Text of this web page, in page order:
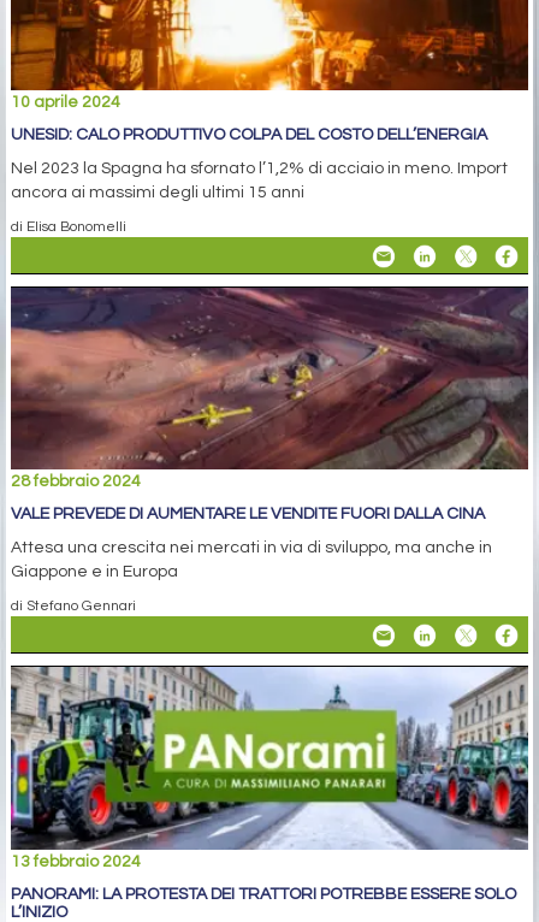
10 aprile 2024
UNESID: CALO PRODUTTIVO COLPA DEL COSTO DELL’ENERGIA
Nel 2023 la Spagna ha sfornato l’1,2% di acciaio in meno. Import
ancora ai massimi degli ultimi 15 anni
di Elisa Bonomelli
28 febbraio 2024
VALE PREVEDE DI AUMENTARE LE VENDITE FUORI DALLA CINA
Attesa una crescita nei mercati in via di sviluppo, ma anche in
Giappone e in Europa
di Stefano Gennari
13 febbraio 2024
PANORAMI: LA PROTESTA DEI TRATTORI POTREBBE ESSERE SOLO
L’INIZIO